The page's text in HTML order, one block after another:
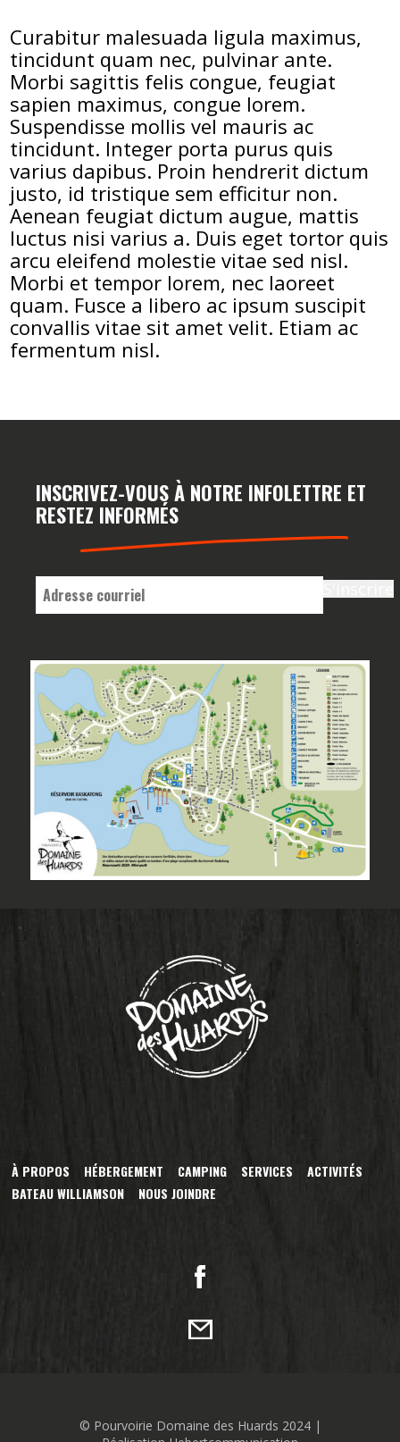
Curabitur malesuada ligula maximus,
tincidunt quam nec, pulvinar ante.
Morbi sagittis felis congue, feugiat
sapien maximus, congue lorem.
Suspendisse mollis vel mauris ac
tincidunt. Integer porta purus quis
varius dapibus. Proin hendrerit dictum
justo, id tristique sem efficitur non.
Aenean feugiat dictum augue, mattis
luctus nisi varius a. Duis eget tortor quis
arcu eleifend molestie vitae sed nisl.
Morbi et tempor lorem, nec laoreet
quam. Fusce a libero ac ipsum suscipit
convallis vitae sit amet velit. Etiam ac
fermentum nisl.
INSCRIVEZ-VOUS À NOTRE INFOLETTRE ET
RESTEZ INFORMÉS
E-
mail*
À PROPOS HÉBERGEMENT CAMPING SERVICES
ACTIVITÉS
BATEAU WILLIAMSON
NOUS JOINDRE
© Pourvoirie Domaine des Huards 2024 |